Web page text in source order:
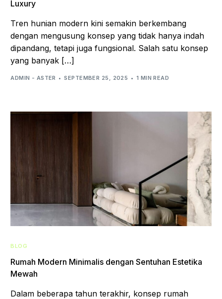
Luxury
Tren hunian modern kini semakin berkembang
dengan mengusung konsep yang tidak hanya indah
dipandang, tetapi juga fungsional. Salah satu konsep
yang banyak […]
ADMIN - ASTER SEPTEMBER 25, 2025 1 MIN READ
BLOG
Rumah Modern Minimalis dengan Sentuhan Estetika
Mewah
Dalam beberapa tahun terakhir, konsep rumah